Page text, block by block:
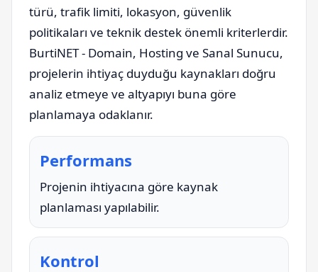
türü, trafik limiti, lokasyon, güvenlik
politikaları ve teknik destek önemli kriterlerdir.
BurtiNET - Domain, Hosting ve Sanal Sunucu,
projelerin ihtiyaç duyduğu kaynakları doğru
analiz etmeye ve altyapıyı buna göre
planlamaya odaklanır.
Performans
Projenin ihtiyacına göre kaynak
planlaması yapılabilir.
Kontrol